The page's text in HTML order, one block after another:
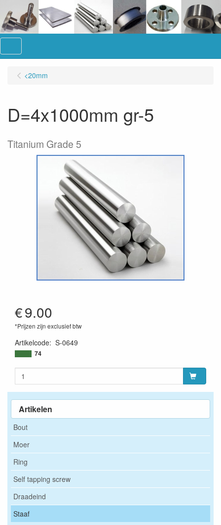
Artikelen
Bout
Moer
Ring
Self tapping screw
Draadeind
Staaf
<20mm
D=4x1000mm gr-5
Titanium Grade 5
€9.00
*Prijzen zijn exclusief btw
Artikelcode: S-0649
74